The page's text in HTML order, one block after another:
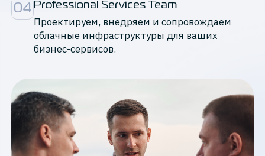
04 Professional Services Team
Проектируем, внедряем и сопровождаем
облачные инфраструктуры для ваших
бизнес-сервисов.